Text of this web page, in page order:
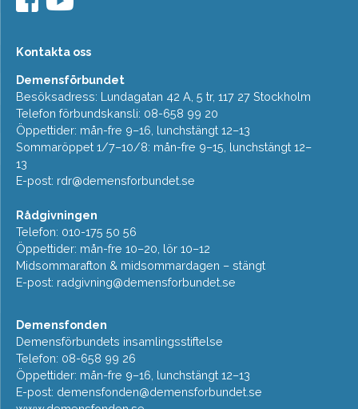
Kontakta oss
Demensförbundet
Besöksadress: Lundagatan 42 A, 5 tr, 117 27 Stockholm
Telefon förbundskansli: 08-658 99 20
Öppettider: mån-fre 9–16, lunchstängt 12–13
Sommaröppet 1/7–10/8: mån-fre 9–15, lunchstängt 12–
13
E-post: rdr@demensforbundet.se
Rådgivningen
Telefon: 010-175 50 56
Öppettider: mån-fre 10–20, lör 10–12
Midsommarafton & midsommardagen – stängt
E-post: radgivning@demensforbundet.se
Demensfonden
Demensförbundets insamlingsstiftelse
Telefon: 08-658 99 26
Öppettider: mån-fre 9–16, lunchstängt 12–13
E-post: demensfonden@demensforbundet.se